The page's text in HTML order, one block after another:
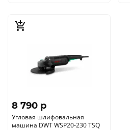
8 790 p
Угловая шлифовальная
машина DWT WSP20-230 TSQ